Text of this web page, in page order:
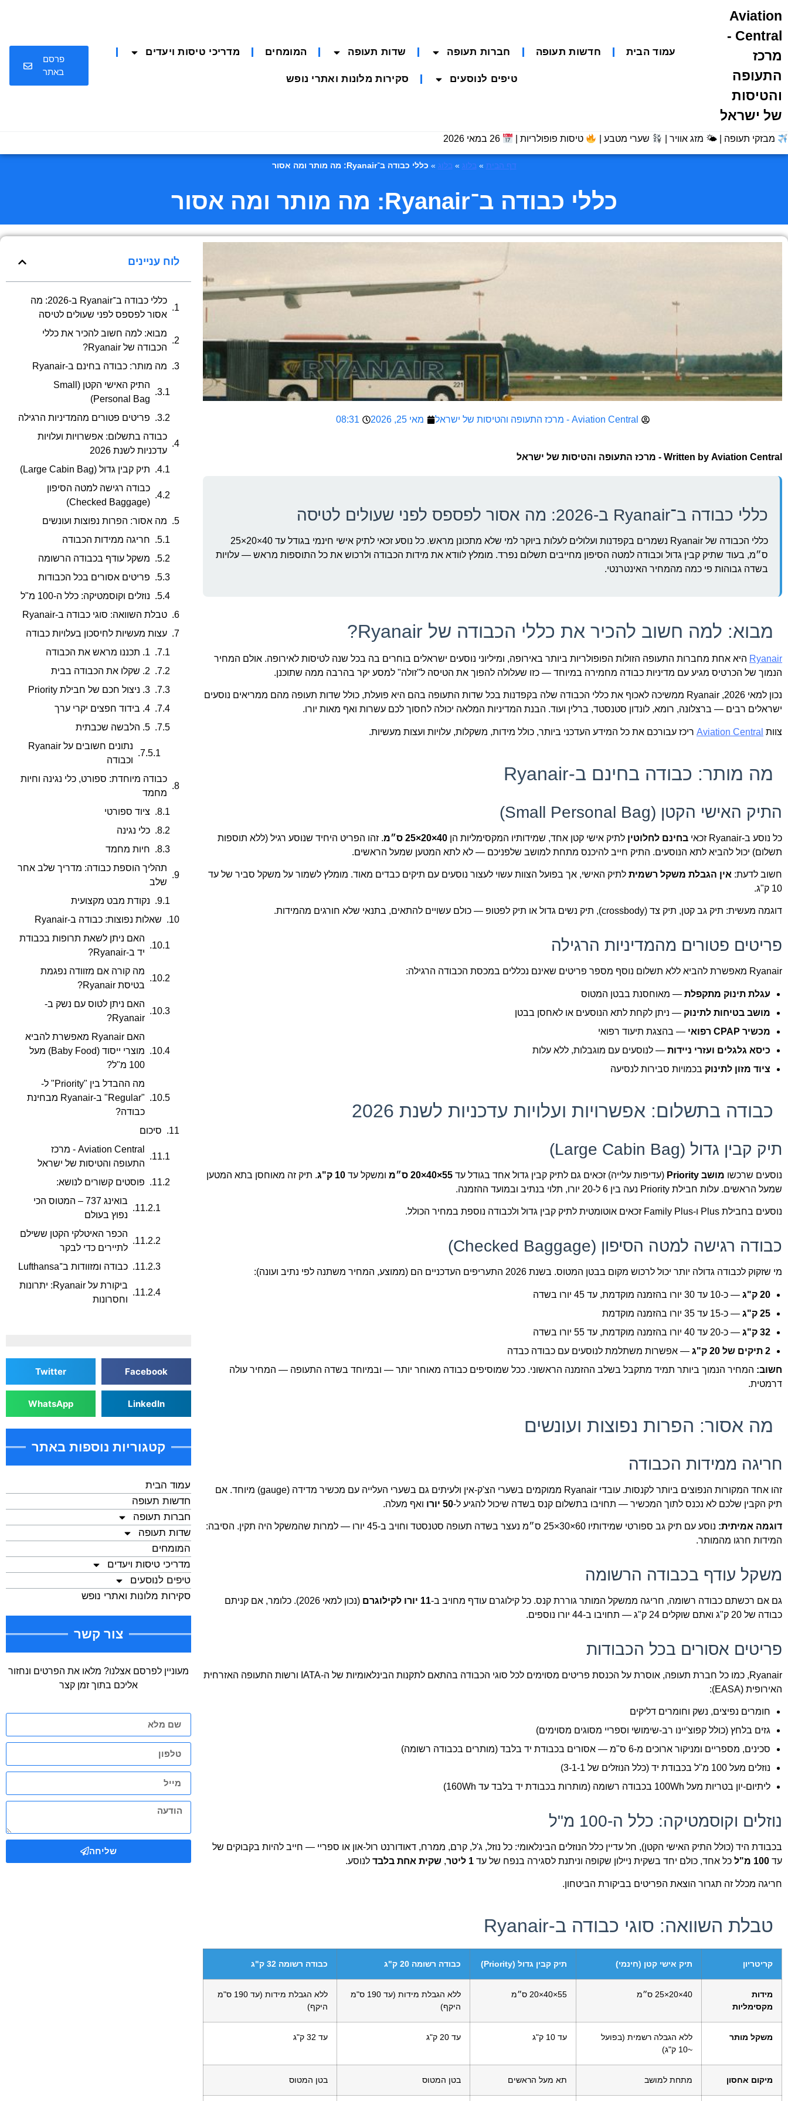
Aviation
Central -
מרכז
התעופה
והטיסות
של ישראל
עמוד הבית חדשות תעופה חברות תעופה שדות תעופה המומחים מדריכי טיסות ויעדים
טיפים לנוסעים סקירות מלונות ואתרי נופש
פרסם
באתר
מבזקי תעופה | 🌤 מזג אוויר | שערי מטבע | טיסות פופולריות |
דף הבית »בלוג »בלוג » כללי כבודה ב־Ryanair: מה מותר ומה אסור
כללי כבודה ב־Ryanair: מה מותר ומה אסור
Aviation Central - מרכז התעופה והטיסות של ישראל מאי 25, 2026 08:31
Written by Aviation Central - מרכז התעופה והטיסות של ישראל
כללי כבודה ב־Ryanair ב-2026: מה אסור לפספס לפני שעולים לטיסה
כללי הכבודה של Ryanair נשמרים בקפדנות ועלולים לעלות ביוקר למי שלא מתכונן מראש. כל נוסע זכאי לתיק אישי חינמי בגודל עד 40×20×25
ס״מ, בעוד שתיק קבין גדול וכבודה למטה הסיפון מחייבים תשלום נפרד. מומלץ לוודא את מידות הכבודה ולרכוש את כל התוספות מראש — עלויות
בשדה גבוהות פי כמה מהמחיר האינטרנטי.
מבוא: למה חשוב להכיר את כללי הכבודה של Ryanair?
Ryanair היא אחת מחברות התעופה הזולות הפופולריות ביותר באירופה, ומיליוני נוסעים ישראלים בוחרים בה בכל שנה לטיסות לאירופה. אולם המחיר
הנמוך של הכרטיס מגיע עם מדיניות כבודה מחמירה במיוחד — כזו שעלולה להפוך את הטיסה ל"זולה" למסע יקר בהרבה ממה שתוכנן.
נכון למאי 2026, Ryanair ממשיכה לאכוף את כללי הכבודה שלה בקפדנות בכל שדות התעופה בהם היא פועלת, כולל שדות תעופה מהם ממריאים נוסעים
ישראלים רבים — ברצלונה, רומא, לונדון סטנסטד, ברלין ועוד. הבנת המדיניות המלאה יכולה לחסוך לכם עשרות ואף מאות יורו.
צוות Aviation Central ריכז עבורכם את כל המידע העדכני ביותר, כולל מידות, משקלות, עלויות ועצות מעשיות.
מה מותר: כבודה בחינם ב-Ryanair
התיק האישי הקטן (Small Personal Bag)
כל נוסע ב-Ryanair זכאי בחינם לחלוטין לתיק אישי קטן אחד, שמידותיו המקסימליות הן 40×20×25 ס״מ
. זהו הפריט היחיד שנוסע רגיל (ללא תוספות
תשלום) יכול להביא לתא הנוסעים. התיק חייב להיכנס מתחת למושב שלפניכם — לא לתא המטען שמעל הראשים.
חשוב לדעת: אין הגבלת משקל רשמית לתיק האישי, אך בפועל הצוות עשוי לעצור נוסעים עם תיקים כבדים מאוד. מומלץ לשמור על משקל סביר של עד
10 ק"ג.
דוגמה מעשית: תיק גב קטן, תיק צד (crossbody), תיק נשים גדול או תיק לפטופ — כולם עשויים להתאים, בתנאי שלא חורגים מהמידות.
פריטים פטורים מהמדיניות הרגילה
Ryanair מאפשרת להביא ללא תשלום נוסף מספר פריטים שאינם נכללים במכסת הכבודה הרגילה:
עגלת תינוק מתקפלת — מאוחסנת בבטן המטוס
מושב בטיחות לתינוק — ניתן לקחת לתא הנוסעים או לאחסן בבטן
מכשיר CPAP רפואי
— בהצגת תיעוד רפואי
כיסא גלגלים ועזרי ניידות — לנוסעים עם מוגבלות, ללא עלות
ציוד מזון לתינוק בכמויות סבירות לנסיעה
כבודה בתשלום: אפשרויות ועלויות עדכניות לשנת 2026
תיק קבין גדול (Large Cabin Bag)
נוסעים שרכשו מושב Priority (עדיפות עלייה) זכאים גם לתיק קבין גדול אחד בגודל עד 55×40×20 ס״מ ומשקל עד 10 ק"ג
. תיק זה מאוחסן בתא המטען
שמעל הראשים. עלות חבילת Priority נעה בין 6 ל-20 יורו, תלוי בנתיב ובמועד ההזמנה.
נוסעים בחבילת Plus ו-Family Plus זכאים אוטומטית לתיק קבין גדול ולכבודה נוספת במחיר הכולל.
כבודה רגישה למטה הסיפון (Checked Baggage)
מי שזקוק לכבודה גדולה יותר יכול לרכוש מקום בבטן המטוס. בשנת 2026 התעריפים העדכניים הם (ממוצע, המחיר משתנה לפי נתיב ועונה):
20 ק"ג
— כ-10 עד 30 יורו בהזמנה מוקדמת, עד 45 יורו בשדה
25 ק"ג
— כ-15 עד 35 יורו בהזמנה מוקדמת
32 ק"ג
— כ-20 עד 40 יורו בהזמנה מוקדמת, עד 55 יורו בשדה
2 תיקים של 20 ק"ג
— אפשרות משתלמת לנוסעים עם כבודה כבדה
חשוב: המחיר הנמוך ביותר תמיד מתקבל בשלב ההזמנה הראשוני. ככל שמוסיפים כבודה מאוחר יותר — ובמיוחד בשדה התעופה — המחיר עולה
דרמטית.
מה אסור: הפרות נפוצות ועונשים
חריגה ממידות הכבודה
זהו אחד המקורות הנפוצים ביותר לקנסות. עובדי Ryanair ממוקמים בשערי הצ'ק-אין ולעיתים גם בשערי העלייה עם מכשיר מדידה (gauge) מיוחד. אם
תיק הקבין שלכם לא נכנס לתוך המכשיר — תחויבו בתשלום קנס בשדה שיכול להגיע ל-50 יורו ואף מעלה.
דוגמה אמיתית:
נוסע עם תיק גב ספורטי שמידותיו 60×30×25 ס״מ נעצר בשדה תעופה סטנסטד וחויב ב-45 יורו — למרות שהמשקל היה תקין. הסיבה:
המידות חרגו מהמותר.
משקל עודף בכבודה הרשומה
גם אם רכשתם כבודה רשומה, חריגה ממשקל המותר גוררת קנס. כל קילוגרם עודף מחויב ב-11 יורו לקילוגרם
(נכון למאי 2026). כלומר, אם קניתם
כבודה של 20 ק"ג ואתם שוקלים 24 ק"ג — תחויבו ב-44 יורו נוספים.
פריטים אסורים בכל הכבודות
Ryanair, כמו כל חברת תעופה, אוסרת על הכנסת פריטים מסוימים לכל סוגי הכבודה בהתאם לתקנות הבינלאומיות של ה-IATA ורשות התעופה האזרחית
האירופית (EASA):
חומרים נפיצים, נשק וחומרים דליקים
גזים בלחץ (כולל קפוצ'יינו רב-שימושי וספריי מסוגים מסוימים)
סכינים, מספריים ומניקור ארוכים מ-6 ס"מ — אסורים בכבודת יד בלבד (מותרים בכבודה רשומה)
נוזלים מעל 100 מ"ל בכבודת יד (כלל הנוזלים של 3-1-1)
ליתיום-יון בטריות מעל 100Wh בכבודה רשומה (מותרות בכבודת יד בלבד עד 160Wh)
נוזלים וקוסמטיקה: כלל ה-100 מ"ל
בכבודת היד (כולל התיק האישי הקטן), חל עדיין כלל הנוזלים הבינלאומי: כל נוזל, ג'ל, קרם, ממרח, דאודורנט רול-און או ספריי — חייב להיות בקבוקים של
עד 100 מ"ל כל אחד, כולם יחד בשקית ניילון שקופה וניתנת לסגירה בנפח של עד 1 ליטר , שקית אחת בלבד לנוסע.
חריגה מכלל זה תגרור הוצאת הפריטים בביקורת הביטחון.
טבלת השוואה: סוגי כבודה ב-Ryanair
קריטריון תיק אישי קטן (חינמי) תיק קבין גדול (Priority) כבודה רשומה 20 ק"ג כבודה רשומה 32 ק"ג
מידות
מקסימליות
40×20×25 ס״מ 55×40×20 ס״מ
ללא הגבלת מידות (עד 190 ס"מ
היקף)
ללא הגבלת מידות (עד 190 ס"מ
היקף)
משקל מותר
ללא הגבלה רשמית (בפועל
~10 ק"ג)
עד 10 ק"ג עד 20 ק"ג עד 32 ק"ג
מיקום אחסון מתחת למושב תא מעל הראשים בטן המטוס בטן המטוס
לוח עניינים
כללי כבודה ב־Ryanair ב-2026: מה
אסור לפספס לפני שעולים לטיסה
מבוא: למה חשוב להכיר את כללי
הכבודה של Ryanair?
מה מותר: כבודה בחינם ב-Ryanair
התיק האישי הקטן (Small
Personal Bag)
פריטים פטורים מהמדיניות הרגילה
כבודה בתשלום: אפשרויות ועלויות
עדכניות לשנת 2026
תיק קבין גדול (Large Cabin Bag)
כבודה רגישה למטה הסיפון
(Checked Baggage)
מה אסור: הפרות נפוצות ועונשים
חריגה ממידות הכבודה
משקל עודף בכבודה הרשומה
פריטים אסורים בכל הכבודות
נוזלים וקוסמטיקה: כלל ה-100 מ"ל
טבלת השוואה: סוגי כבודה ב-Ryanair
עצות מעשיות לחיסכון בעלויות כבודה
1. תכננו מראש את הכבודה
2. שקלו את הכבודה בבית
3. ניצול חכם של חבילת Priority
4. בידוד חפצים יקרי ערך
5. הלבשה שכבתית
נתונים חשובים על Ryanair
וכבודה
כבודה מיוחדת: ספורט, כלי נגינה וחיות
מחמד
ציוד ספורטי
כלי נגינה
חיות מחמד
תהליך הוספת כבודה: מדריך שלב אחר
שלב
נקודת מבט מקצועית
שאלות נפוצות: כבודה ב-Ryanair
האם ניתן לשאת תרופות בכבודת
יד ב-Ryanair?
מה קורה אם מזוודה נפגמת
בטיסת Ryanair?
האם ניתן לטוס עם נשק ב-
Ryanair?
האם Ryanair מאפשרת להביא
מוצרי ייסוד (Baby Food) מעל
100 מ"ל?
מה ההבדל בין "Priority" ל-
"Regular" ב-Ryanair מבחינת
כבודה?
סיכום
Aviation Central - מרכז
התעופה והטיסות של ישראל
פוסטים קשורים לנושא:
בואינג 737 – המטוס הכי
נפוץ בעולם
הכפר האיטלקי הקטן ששילם
לתיירים כדי לבקר
כבודה ומזוודות ב־Lufthansa
ביקורת על Ryanair: יתרונות
וחסרונות
Facebook
Twitter
LinkedIn
WhatsApp
קטגוריות נוספות באתר
עמוד הבית
חדשות תעופה
חברות תעופה
שדות תעופה
המומחים
מדריכי טיסות ויעדים
טיפים לנוסעים
סקירות מלונות ואתרי נופש
צור קשר
מעוניין לפרסם אצלנו? מלאו את הפרטים ונחזור
אליכם בתוך זמן קצר
שליחה